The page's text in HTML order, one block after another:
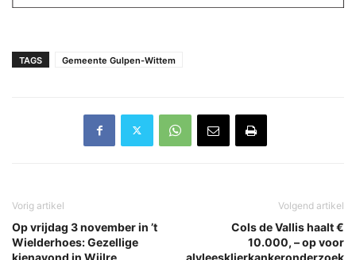
TAGS Gemeente Gulpen-Wittem
Vorig artikel
Op vrijdag 3 november in ’t
Wielderhoes: Gezellige
kienavond in Wijlre
Volgend artikel
Cols de Vallis haalt €
10.000, – op voor
alvleesklierkankeronderzoek